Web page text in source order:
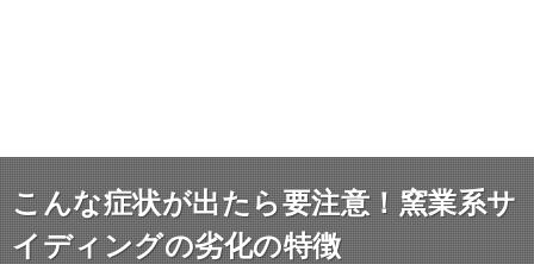
こんな症状が出たら要注意！窯業系サ
イディングの劣化の特徴